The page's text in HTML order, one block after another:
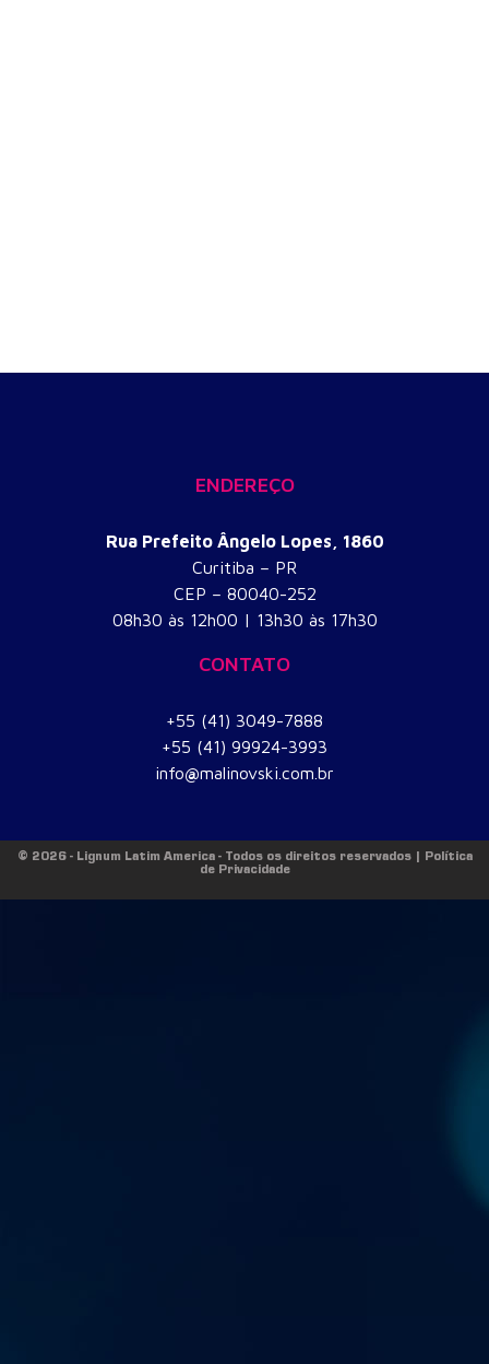
ENDEREÇO
Rua Prefeito Ângelo Lopes, 1860
Curitiba – PR
CEP – 80040-252
​08h30 às 12h00 | 13h30 às 17h30
CONTATO
+55 (41) 3049-7888
+55 (41) 99924-3993
info@malinovski.com.br
© 2026 - Lignum Latim America - Todos os direitos reservados | Política
de Privacidade